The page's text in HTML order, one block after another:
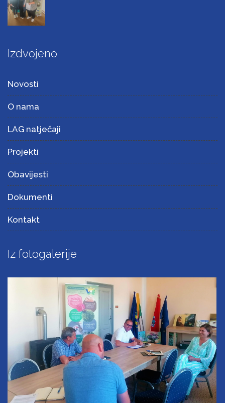
Izdvojeno
Novosti
O nama
LAG natječaji
Projekti
Obavijesti
Dokumenti
Kontakt
Iz fotogalerije